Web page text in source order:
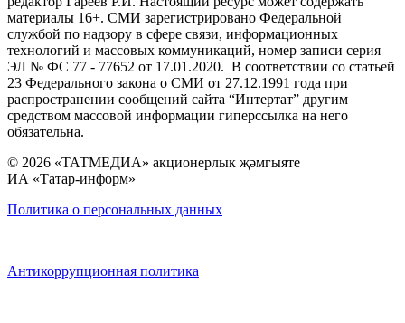
материалы 16+. СМИ зарегистрировано Федеральной
службой по надзору в сфере связи, информационных
технологий и массовых коммуникаций, номер записи серия
ЭЛ № ФС 77 - 77652 от 17.01.2020. В соответствии со статьей
23 Федерального закона о СМИ от 27.12.1991 года при
распространении сообщений сайта “Интертат” другим
средством массовой информации гиперссылка на него
обязательна.
© 2026 «ТАТМЕДИА» акционерлык җәмгыяте
ИА «Татар-информ»
Политика о персональных данных
Антикоррупционная политика